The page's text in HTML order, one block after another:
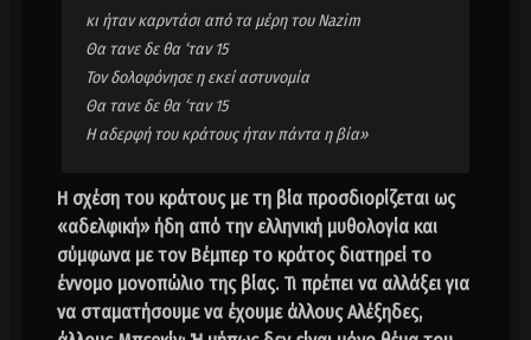
κι ήταν καρντάσι από τα μέρη του Nazim
Θα τανε δε θα ‘ταν 15
Τον δολοφόνησε η εκεί αστυνομία
Θα τανε δε θα ‘ταν 15
Η αδερφή του κράτους ήταν πάντα η βία»
Η σχέση του κράτους με τη βία προσδιορίζεται ως
«αδελφική» ήδη από την ελληνική μυθολογία και
σύμφωνα με τον Βέμπερ το κράτος διατηρεί το
έννομο μονοπώλιο της βίας. Τι πρέπει να αλλάξει για
να σταματήσουμε να έχουμε άλλους Αλέξηδες,